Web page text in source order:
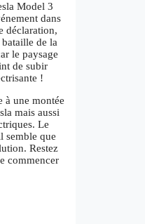
Model 3
dans
déclaration,
de la
le paysage
de subir
!
à une montée
mais aussi
Le
semble que
Restez
commencer